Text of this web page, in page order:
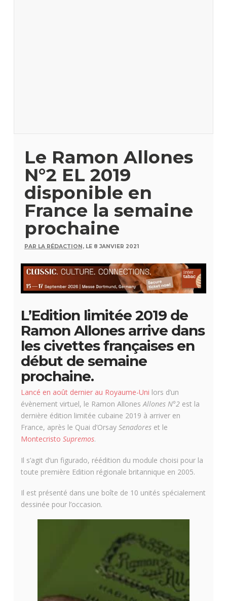
Le Ramon Allones
N°2 EL 2019
disponible en
France la semaine
prochaine
PAR LA RÉDACTION, LE 8 JANVIER 2021
L’Edition limitée 2019 de
Ramon Allones arrive dans
les civettes françaises en
début de semaine
prochaine.
Lancé en août dernier au Royaume-Uni lors d’un
évènement virtuel, le Ramon AllonesAllones N°2est la
dernière édition limitée cubaine 2019 à arriver en
France, après le Quai d’Orsay Senadoreset le
Montecristo Supremos.
Il s’agit d’un figurado, réédition du module choisi pour la
toute première Edition régionale britannique en 2005.
Il est présenté dans une boîte de 10 unités spécialement
dessinée pour l’occasion.